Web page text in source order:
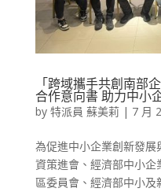
「跨域攜手共創南部
合作意向書 助力中小
by 特派員 蘇美莉| 7 月
為促進中小企業創新發
資策進會、經濟部中小
區委員會、經濟部中小